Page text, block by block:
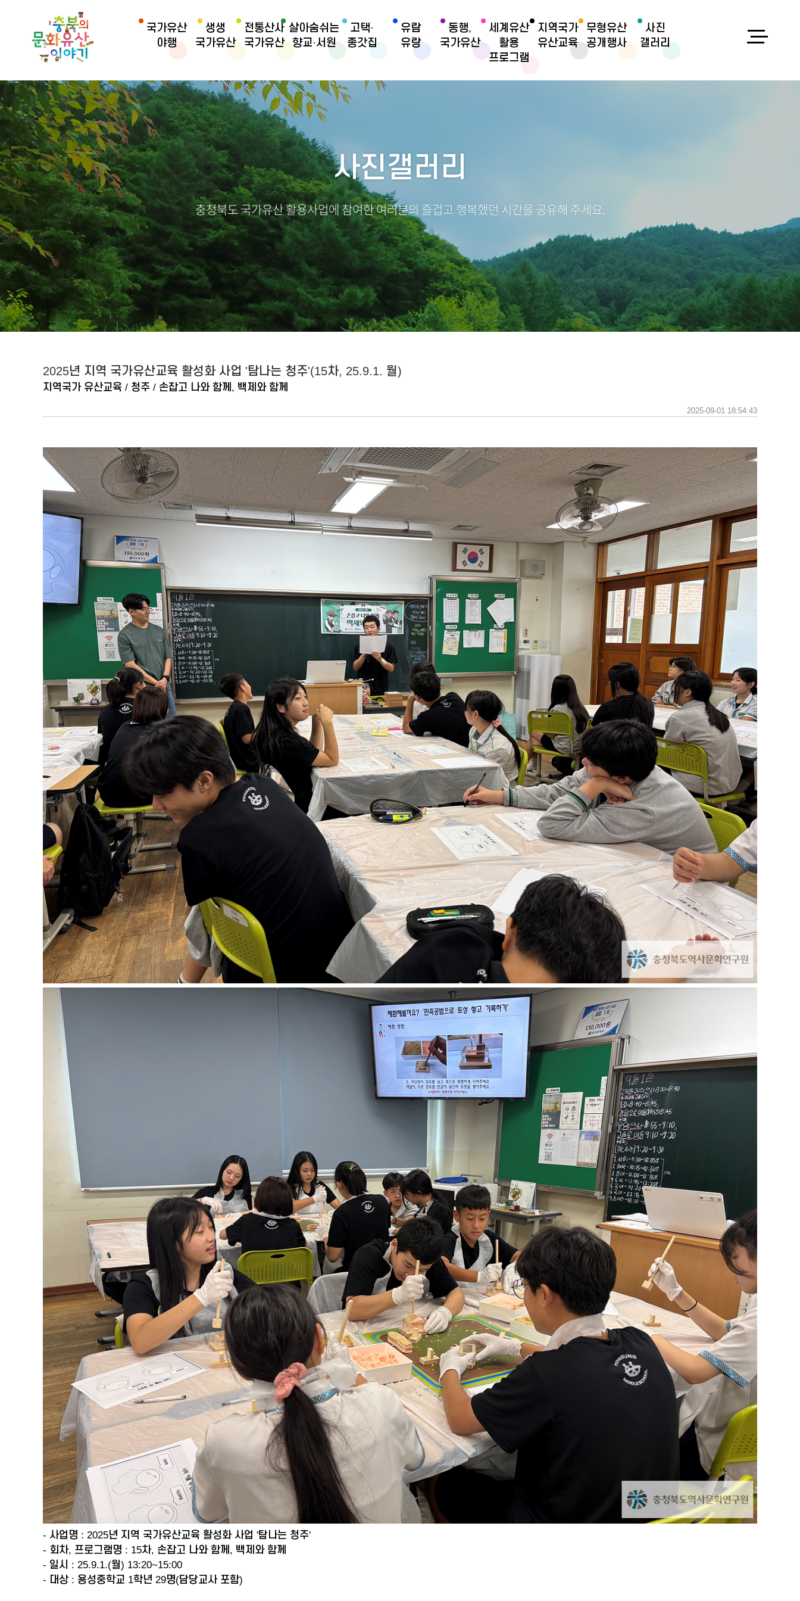
국가유산
야행
생생
국가유산
전통산사
국가유산
살아숨쉬는
향교·서원
고택·
종갓집
유람
유랑
동행,
국가유산
세계유산
활용
프로그램
지역국가
유산교육
무형유산
공개행사
사진
갤러리
사진갤러리
충청북도 국가유산 활용사업에 참여한 여러분의 즐겁고 행복했던 시간을 공유해 주세요.
2025년 지역 국가유산교육 활성화 사업 '탐나는 청주'(15차, 25.9.1. 월)
지역국가 유산교육 / 청주 / 손잡고 나와 함께, 백제와 함께
2025-09-01 18:54:43
- 사업명 : 2025년 지역 국가유산교육 활성화 사업 '탐나는 청주'
- 회차, 프로그램명 : 15차, 손잡고 나와 함께, 백제와 함께
- 일시 : 25.9.1.(월) 13:20~15:00
- 대상 : 용성중학교 1학년 29명(담당교사 포함)